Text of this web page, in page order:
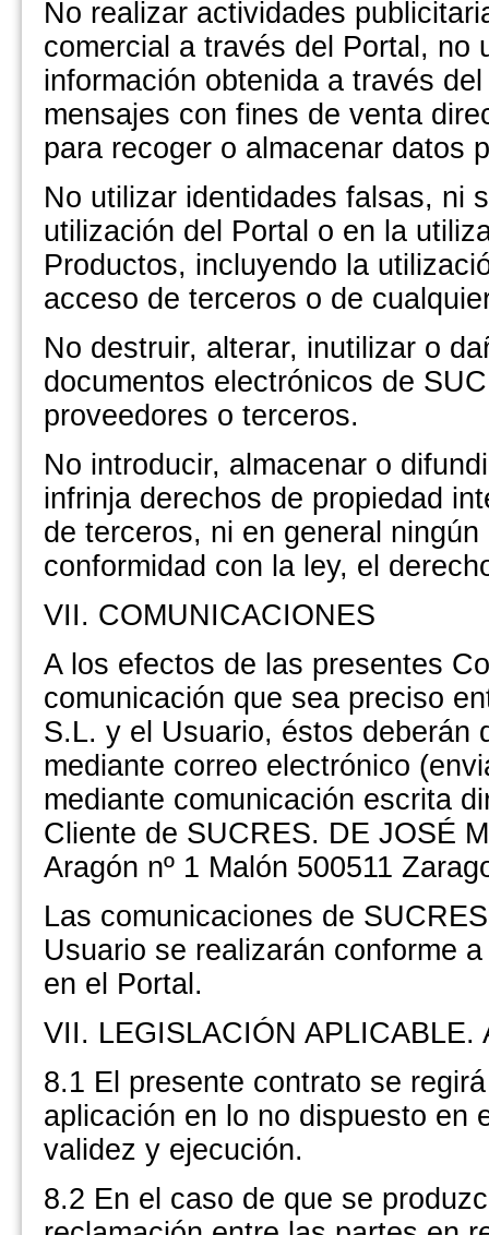
No realizar actividades
comercial a través del Portal, no
información obtenida a través
mensajes con fines de venta
para recoger o almacenar datos
No utilizar identidades falsas, ni
utilización del Portal o en la
Productos, incluyendo la
acceso de terceros o de
No destruir, alterar, inutilizar o
documentos electrónicos de
proveedores o terceros.
No introducir, almacenar o
infrinja derechos de propiedad
de terceros, ni en general
conformidad con la ley, el
VII. COMUNICACIONES
A los efectos de las presentes
comunicación que sea preciso
S.L. y el Usuario, éstos deberán
mediante correo electrónico
mediante comunicación escrita
Cliente de SUCRES. DE JOSÉ
Aragón nº 1 Malón 500511
Las comunicaciones de
Usuario se realizarán conforme
en el Portal.
VII. LEGISLACIÓN APLICABLE.
8.1 El presente contrato se
aplicación en lo no dispuesto en
validez y ejecución.
8.2 En el caso de que se